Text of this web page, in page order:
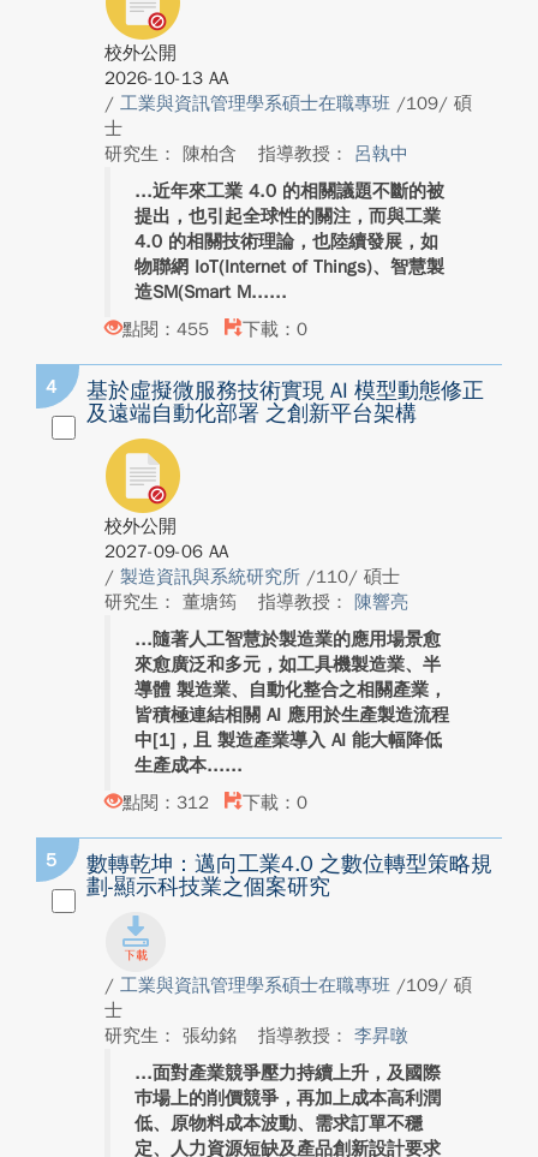
校外公開
2026-10-13 AA
/ 工業與資訊管理學系碩士在職專班 /109/ 碩
士
研究生： 陳柏含
指導教授： 呂執中
近年來工業 4.0 的相關議題不斷的被
提出，也引起全球性的關注，而與工業
4.0 的相關技術理論，也陸續發展，如
物聯網 IoT(Internet of Things)、智慧製
造SM(Smart M...
點閱：455
下載：0
4
基於虛擬微服務技術實現 AI 模型動態修正
及遠端自動化部署 之創新平台架構
校外公開
2027-09-06 AA
/ 製造資訊與系統研究所 /110/ 碩士
研究生： 董塘筠
指導教授： 陳響亮
隨著人工智慧於製造業的應用場景愈
來愈廣泛和多元，如工具機製造業、半
導體 製造業、自動化整合之相關產業，
皆積極連結相關 AI 應用於生產製造流程
中[1]，且 製造產業導入 AI 能大幅降低
生產成本...
點閱：312
下載：0
5
數轉乾坤：邁向工業4.0 之數位轉型策略規
劃-顯示科技業之個案研究
/ 工業與資訊管理學系碩士在職專班 /109/ 碩
士
研究生： 張幼銘
指導教授： 李昇暾
面對產業競爭壓力持續上升，及國際
巿場上的削價競爭，再加上成本高利潤
低、原物料成本波動、需求訂單不穩
定、人力資源短缺及產品創新設計要求